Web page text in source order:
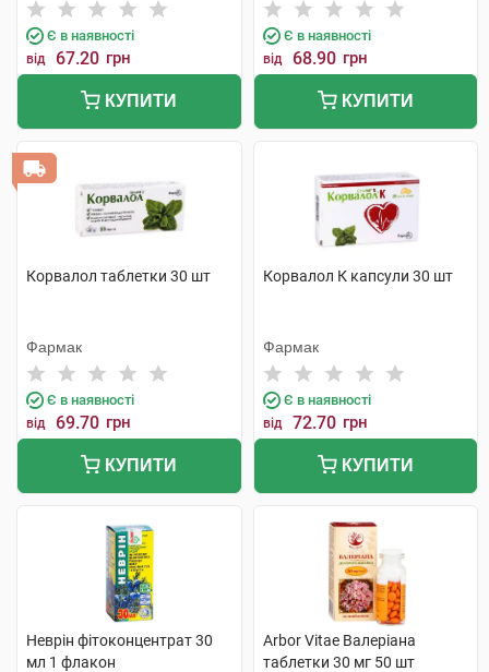
фабрика
Є в наявності
від 67.20 грн
КУПИТИ
Є в наявності
від 68.90 грн
КУПИТИ
Корвалол таблетки 30 шт
Фармак
Є в наявності
від 69.70 грн
КУПИТИ
Корвалол К капсули 30 шт
Фармак
Є в наявності
від 72.70 грн
КУПИТИ
Неврін фітоконцентрат 30
мл 1 флакон
Arbor Vitae Валеріана
таблетки 30 мг 50 шт